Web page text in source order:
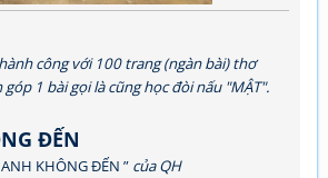
công với 100 trang (ngàn bài) thơ
1 bài gọi là cũng học đòi nấu "MẬT".
ĐẾN
KHÔNG ĐẾN ” của QH